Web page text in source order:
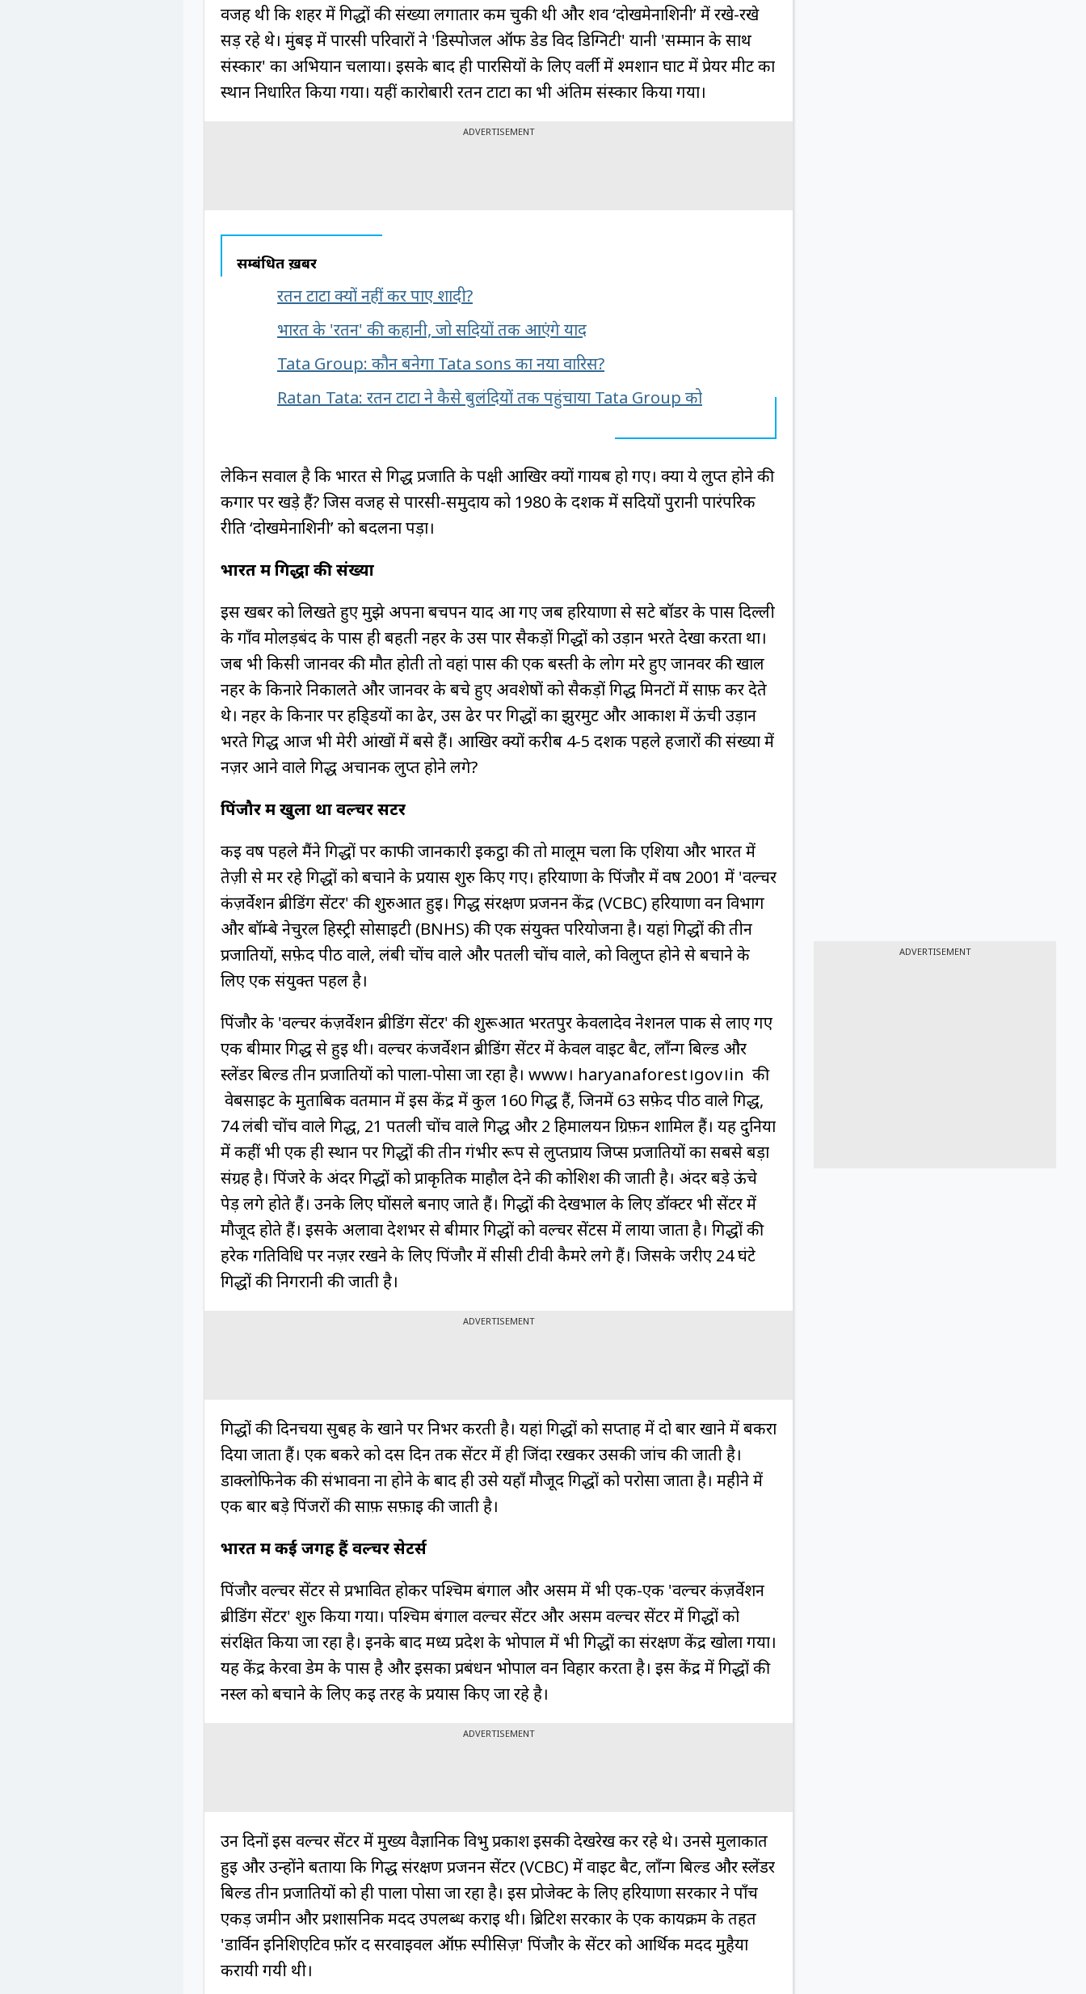
वजह थी कि शहर में गिद्धों की संख्या लगातार कम चुकी थी और शव ‘दोखमेनाशिनी’ में रखे-रखे
सड़ रहे थे। मुंबई में पारसी परिवारों ने 'डिस्पोजल ऑफ डेड विद डिग्निटी' यानी 'सम्मान के साथ
संस्कार' का अभियान चलाया। इसके बाद ही पारसियों के लिए वर्ली में श्मशान घाट में प्रेयर मीट का
स्थान निर्धारित किया गया। यहीं कारोबारी रतन टाटा का भी अंतिम संस्कार किया गया।
ADVERTISEMENT
सम्बंधित ख़बरें
रतन टाटा क्यों नहीं कर पाए शादी?
भारत के 'रतन' की कहानी, जो सदियों तक आएंगे याद
Tata Group: कौन बनेगा Tata sons का नया वारिस?
Ratan Tata: रतन टाटा ने कैसे बुलंदियों तक पहुंचाया Tata Group को
लेकिन सवाल है कि भारत से गिद्ध प्रजाति के पक्षी आखिर क्यों गायब हो गए। क्या ये लुप्त होने की
कगार पर खड़े हैं? जिस वजह से पारसी-समुदाय को 1980 के दशक में सदियों पुरानी पारंपरिक
रीति ‘दोखमेनाशिनी’ को बदलना पड़ा।
भारत में गिद्धों की संख्या
इस खबर को लिखते हुए मुझे अपना बचपन याद आ गए जब हरियाणा से सटे बॉर्डर के पास दिल्ली
के गाँव मोलड़बंद के पास ही बहती नहर के उस पार सैकड़ों गिद्धों को उड़ान भरते देखा करता था।
जब भी किसी जानवर की मौत होती तो वहां पास की एक बस्ती के लोग मरे हुए जानवर की खाल
नहर के किनारे निकालते और जानवर के बचे हुए अवशेषों को सैकड़ों गिद्ध मिनटों में साफ़ कर देते
थे। नहर के किनार पर हडि्डयों का ढेर, उस ढेर पर गिद्धों का झुरमुट और आकाश में ऊंची उड़ान
भरते गिद्ध आज भी मेरी आंखों में बसे हैं। आखिर क्यों करीब 4-5 दशक पहले हजारों की संख्या में
नज़र आने वाले गिद्ध अचानक लुप्त होने लगे?
पिंजौर में खुला था वल्चर सेंटर
कई वर्ष पहले मैंने गिद्धों पर काफी जानकारी इकट्ठा की तो मालूम चला कि एशिया और भारत में
तेज़ी से मर रहे गिद्धों को बचाने के प्रयास शुरु किए गए। हरियाणा के पिंजौर में वर्ष 2001 में 'वल्चर
कंज़र्वेशन ब्रीडिंग सेंटर' की शुरुआत हुई। गिद्ध संरक्षण प्रजनन केंद्र (VCBC) हरियाणा वन विभाग
और बॉम्बे नेचुरल हिस्ट्री सोसाइटी (BNHS) की एक संयुक्त परियोजना है। यहां गिद्धों की तीन
प्रजातियों, सफ़ेद पीठ वाले, लंबी चोंच वाले और पतली चोंच वाले, को विलुप्त होने से बचाने के
लिए एक संयुक्त पहल है।
पिंजौर के 'वल्चर कंज़र्वेशन ब्रीडिंग सेंटर' की शुरूआत भरतपुर केवलादेव नेशनल पार्क से लाए गए
एक बीमार गिद्ध से हुई थी। वल्चर कंजर्वेशन ब्रीडिंग सेंटर में केवल वाईट बैट, लॉंन्ग बिल्ड और
स्लेंडर बिल्ड तीन प्रजातियों को पाला-पोसा जा रहा है। www। haryanaforest।gov।in की
वेबसाइट के मुताबिक वर्तमान में इस केंद्र में कुल 160 गिद्ध हैं, जिनमें 63 सफ़ेद पीठ वाले गिद्ध,
74 लंबी चोंच वाले गिद्ध, 21 पतली चोंच वाले गिद्ध और 2 हिमालयन ग्रिफ़न शामिल हैं। यह दुनिया
में कहीं भी एक ही स्थान पर गिद्धों की तीन गंभीर रूप से लुप्तप्राय जिप्स प्रजातियों का सबसे बड़ा
संग्रह है। पिंजरे के अंदर गिद्धों को प्राकृतिक माहौल देने की कोशिश की जाती है। अंदर बड़े ऊंचे
पेड़ लगे होते हैं। उनके लिए घोंसले बनाए जाते हैं। गिद्धों की देखभाल के लिए डॉक्टर भी सेंटर में
मौजूद होते हैं। इसके अलावा देशभर से बीमार गिद्धों को वल्चर सेंटर्स में लाया जाता है। गिद्धों की
हरेक गतिविधि पर नज़र रखने के लिए पिंजौर में सीसी टीवी कैमरे लगे हैं। जिसके जरीए 24 घंटे
गिद्धों की निगरानी की जाती है।
ADVERTISEMENT
गिद्धों की दिनचर्या सुबह के खाने पर निर्भर करती है। यहां गिद्धों को सप्ताह में दो बार खाने में बकरा
दिया जाता हैं। एक बकरे को दस दिन तक सेंटर में ही जिंदा रखकर उसकी जांच की जाती है।
डाक्लोफिनेक की संभावना ना होने के बाद ही उसे यहाँ मौजूद गिद्धों को परोसा जाता है। महीने में
एक बार बड़े पिंजरों की साफ़ सफ़ाई की जाती है।
भारत में कई जगह हैं वल्चर सेटर्स
पिंजौर वल्चर सेंटर से प्रभावित होकर पश्चिम बंगाल और असम में भी एक-एक 'वल्चर कंज़र्वेशन
ब्रीडिंग सेंटर' शुरु किया गया। पश्चिम बंगाल वल्चर सेंटर और असम वल्चर सेंटर में गिद्धों को
संरक्षित किया जा रहा है। इनके बाद मध्य प्रदेश के भोपाल में भी गिद्धों का संरक्षण केंद्र खोला गया।
यह केंद्र केरवा डेम के पास है और इसका प्रबंधन भोपाल वन विहार करता है। इस केंद्र में गिद्धों की
नस्ल को बचाने के लिए कई तरह के प्रयास किए जा रहे है।
ADVERTISEMENT
उन दिनों इस वल्चर सेंटर में मुख्य वैज्ञानिक विभु प्रकाश इसकी देखरेख कर रहे थे। उनसे मुलाकात
हुई और उन्होंने बताया कि गिद्ध संरक्षण प्रजनन सेंटर (VCBC) में वाईट बैट, लॉंन्ग बिल्ड और स्लेंडर
बिल्ड तीन प्रजातियों को ही पाला पोसा जा रहा है। इस प्रोजेक्ट के लिए हरियाणा सरकार ने पाँच
एकड़ जमीन और प्रशासनिक मदद उपलब्ध कराई थी। ब्रिटिश सरकार के एक कार्यक्रम के तहत
'डार्विन इनिशिएटिव फ़ॉर द सरवाइवल ऑफ़ स्पीसिज़' पिंजौर के सेंटर को आर्थिक मदद मुहैया
करायी गयी थी।
ADVERTISEMENT